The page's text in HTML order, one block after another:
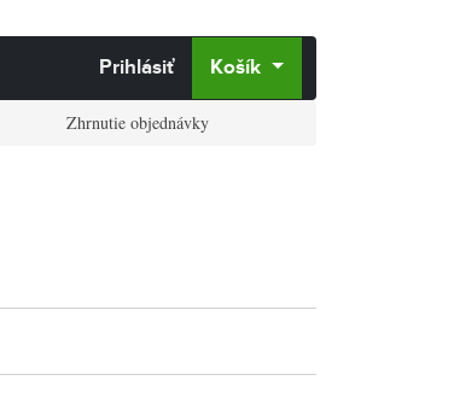
Prihlásiť Košík
Zhrnutie objednávky